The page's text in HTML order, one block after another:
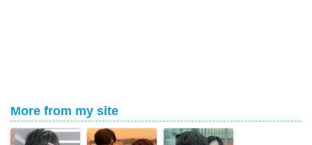
More from my site